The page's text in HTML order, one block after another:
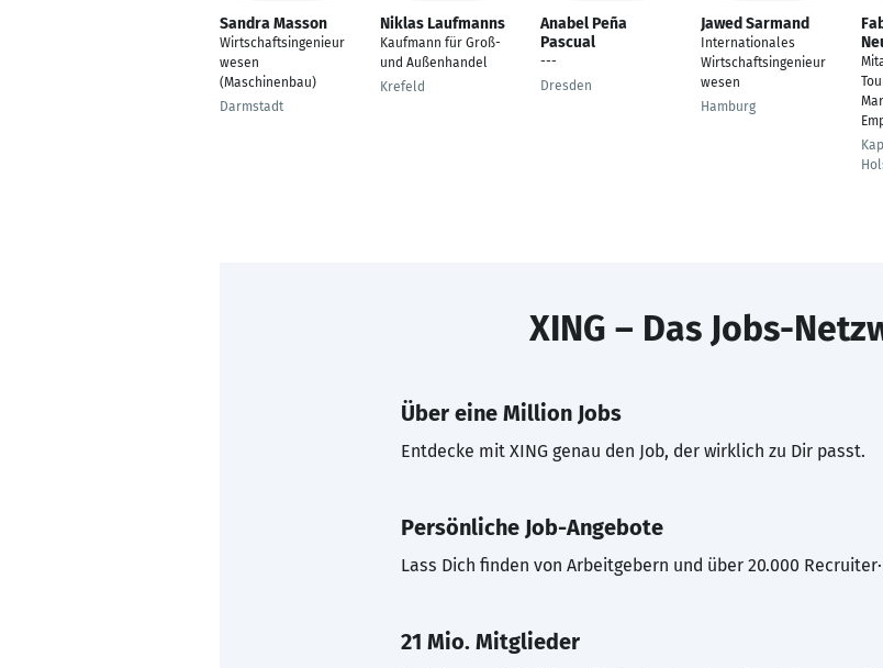
Sandra Masson
Wirtschaftsingenieur
wesen
(Maschinenbau)
Darmstadt
Niklas Laufmanns
Kaufmann für Groß-
und Außenhandel
Krefeld
Anabel Peña
Pascual
---
Dresden
Jawed Sarmand
Internationales
Wirtschaftsingenieur
wesen
Hamburg
XING – Das Jobs-
Über eine Million Jobs
Entdecke mit XING genau den Job, der wirklich zu Dir passt.
Persönliche Job-Angebote
Lass Dich finden von Arbeitgebern und über 20.000
21 Mio. Mitglieder